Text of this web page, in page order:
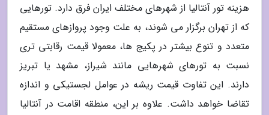
هزینه تور آنتالیا از شهرهای مختلف ایران فرق دارد. تورهایی
که از تهران برگزار می شوند، به علت وجود پروازهای مستقیم
متعدد و تنوع بیشتر در پکیج ها، معمولا قیمت رقابتی تری
نسبت به تورهای شهرهایی مانند شیراز، مشهد یا تبریز
دارند. این تفاوت قیمت ریشه در عوامل لجستیکی و اندازه
تقاضا خواهد داشت. علاوه بر این، منطقه اقامت در آنتالیا